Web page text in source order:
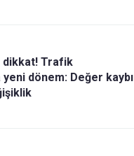
dikkat! Trafik
dönem: Değer kaybı